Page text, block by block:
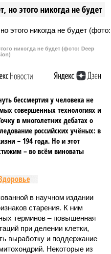
этого никогда не будет
никогда не будет (фото: Deep
бессмертия у человека не
совершенных технологиях и
в многолетних дебатах о
российских учёных: в
– 194 года. Но и этот
– во всём виноваты
в научном издании
старения. К ним
терминов – повышенная
при делении клетки,
выработку и поддержание
Некоторые из